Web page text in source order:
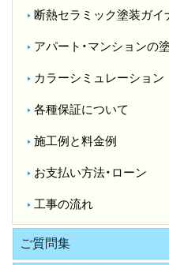
断熱セラミック塗装ガイ
アパート・マンションの
カラーシミュレーション
各種保証について
施工例と料金例
お支払い方法・ローン
工事の流れ
ご質問集